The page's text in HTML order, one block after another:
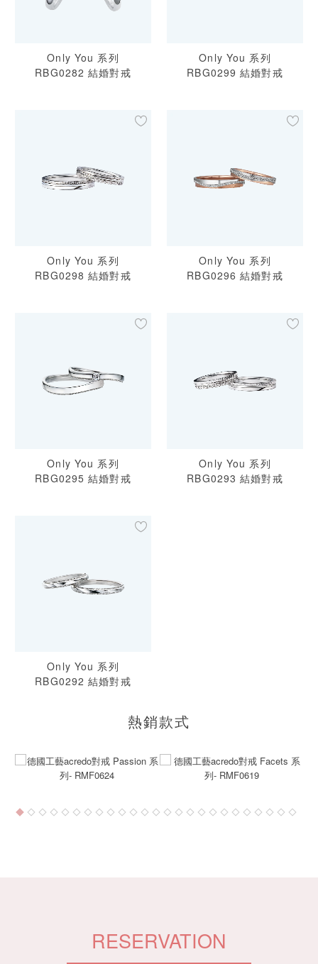
Only You 系列
RBG0282 結婚對戒
Only You 系列
RBG0299 結婚對戒
Only You 系列
RBG0298 結婚對戒
Only You 系列
RBG0296 結婚對戒
Only You 系列
RBG0295 結婚對戒
Only You 系列
RBG0293 結婚對戒
Only You 系列
RBG0292 結婚對戒
熱銷款式
RESERVATION